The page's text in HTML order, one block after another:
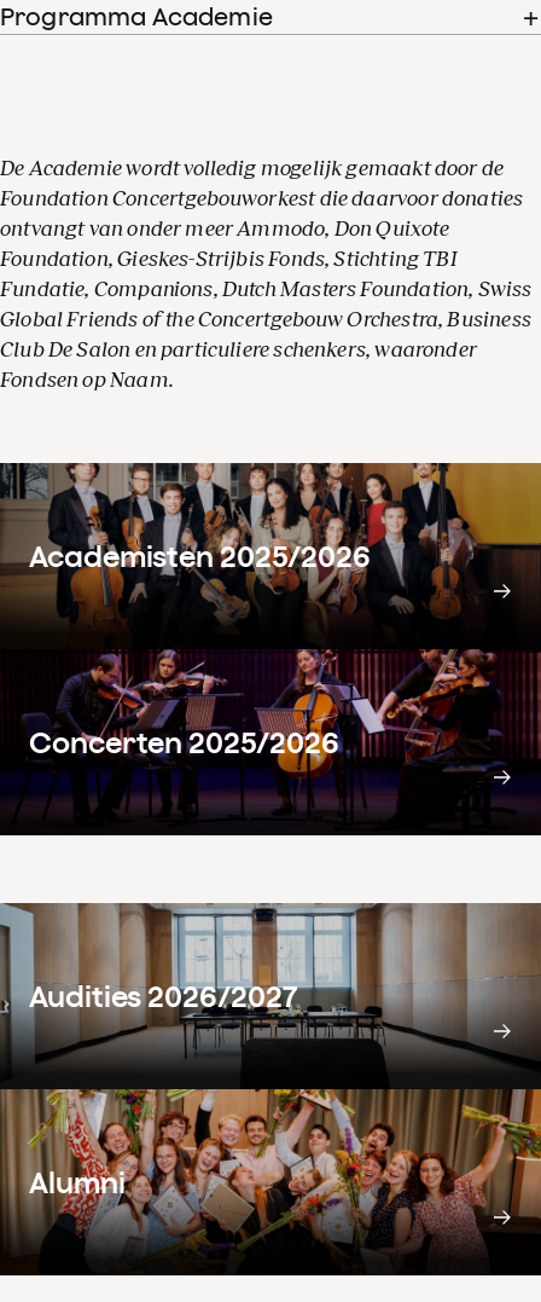
Programma Academie
De Academie wordt volledig mogelijk gemaakt door de
Foundation Concertgebouworkest die daarvoor donaties
ontvangt van onder meer Ammodo, Don Quixote
Foundation, Gieskes-Strijbis Fonds, Stichting TBI
Fundatie, Companions, Dutch Masters Foundation, Swiss
Global Friends of the Concertgebouw Orchestra, Business
Club De Salon en particuliere schenkers, waaronder
Fondsen op Naam.
Academisten 2025/2026
Concerten 2025/2026
Audities 2026/2027
Alumni